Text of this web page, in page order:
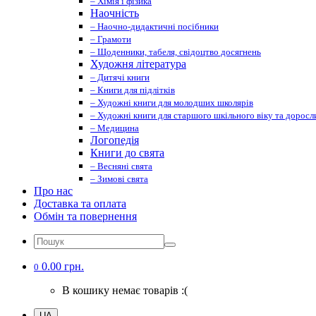
Наочність
– Наочно-дидактичні посібники
– Грамоти
– Щоденники, табеля, свідоцтво досягнень
Художня література
– Дитячі книги
– Книги для підлітків
– Художні книги для молодших школярів
– Художні книги для старшого шкільного віку та
– Медицина
Логопедія
Книги до свята
– Весняні свята
– Зимові свята
Про нас
Доставка та оплата
Обмін та повернення
0 0.00 грн.
В кошику немає товарів :(